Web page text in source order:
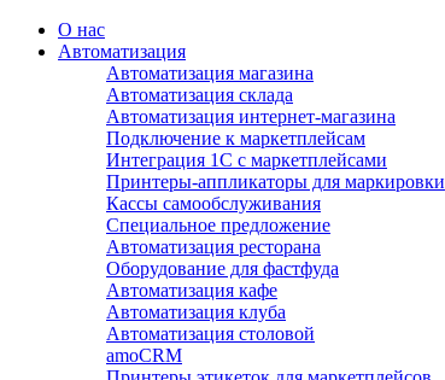
О нас
Автоматизация
Автоматизация магазина
Автоматизация склада
Автоматизация интернет-магазина
Подключение к маркетплейсам
Интеграция 1С с маркетплейсами
Принтеры-аппликаторы для маркировки
Кассы самообслуживания
Специальное предложение
Автоматизация ресторана
Оборудование для фастфуда
Автоматизация кафе
Автоматизация клуба
Автоматизация столовой
amoCRM